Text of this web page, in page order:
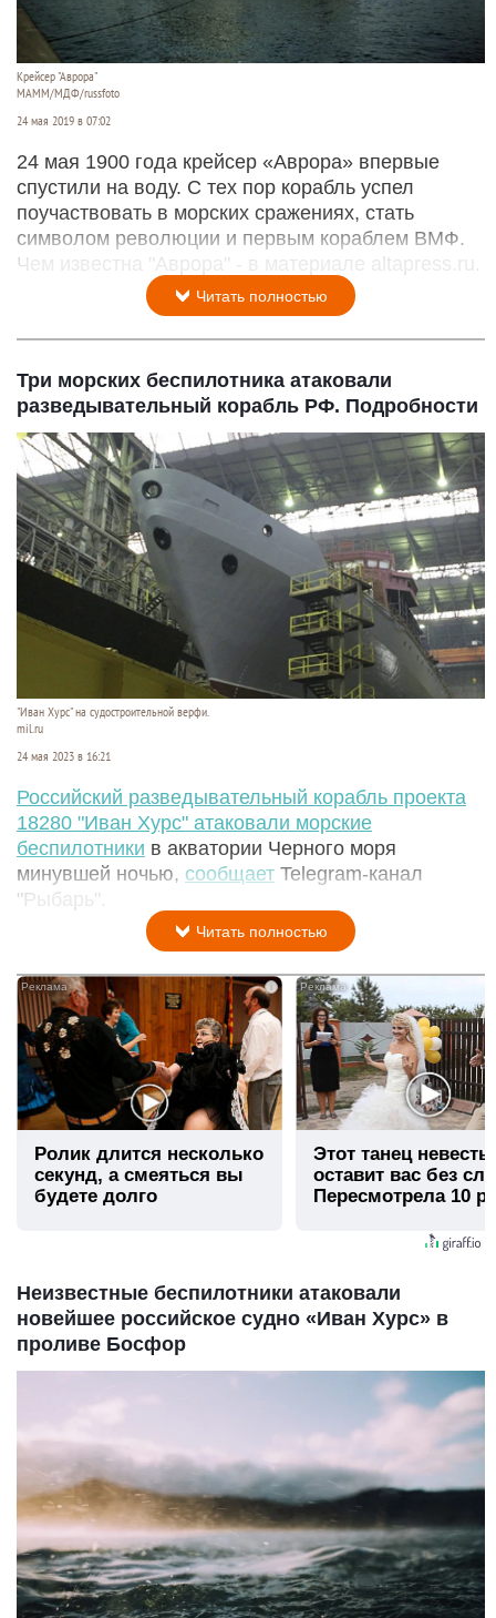
Крейсер "Аврора"
МАММ/МДФ/russfoto
24 мая 2019 в 07:02
24 мая 1900 года крейсер «Аврора» впервые
спустили на воду. С тех пор корабль успел
поучаствовать в морских сражениях, стать
символом революции и первым кораблем ВМФ.
Чем известна "Аврора" - в материале altapress.ru.
Читать полностью
Три морских беспилотника атаковали
разведывательный корабль РФ. Подробности
"Иван Хурс" на судостроительной верфи.
mil.ru
24 мая 2023 в 16:21
Российский разведывательный корабль проекта
18280 "Иван Хурс" атаковали морские
беспилотники в акватории Черного моря
минувшей ночью, сообщает Telegram-канал
"Рыбарь".
Читать полностью
Ролик длится несколько
секунд, а смеяться вы
будете долго
Этот танец невесты
оставит вас без
Пересмотрела 10
Неизвестные беспилотники атаковали
новейшее российское судно «Иван Хурс» в
проливе Босфор